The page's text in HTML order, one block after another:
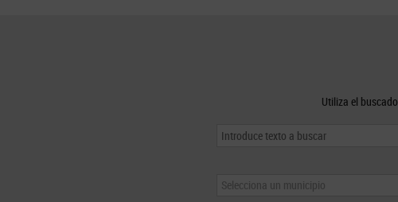
Utiliza el
Selecciona un municipio